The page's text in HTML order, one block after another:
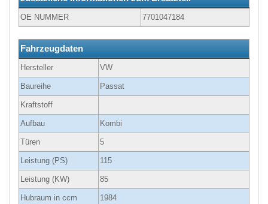
OE NUMMER 7701047184
Fahrzeugdaten
Hersteller VW
Baureihe Passat
Kraftstoff
Aufbau Kombi
Türen 5
Leistung (PS) 115
Leistung (KW) 85
Hubraum in ccm 1984